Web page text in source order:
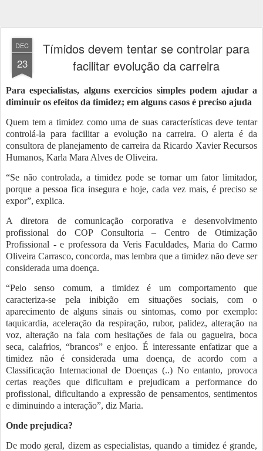
DEC
23
Tímidos devem tentar se controlar para
facilitar evolução da carreira
Para especialistas, alguns exercícios simples podem ajudar a
diminuir os efeitos da timidez; em alguns casos é preciso ajuda
Quem tem a timidez como uma de suas características deve tentar
controlá-la para facilitar a evolução na carreira. O alerta é da
consultora de planejamento de carreira da Ricardo Xavier Recursos
Humanos, Karla Mara Alves de Oliveira.
“Se não controlada, a timidez pode se tornar um fator limitador,
porque a pessoa fica insegura e hoje, cada vez mais, é preciso se
expor”, explica.
A diretora de comunicação corporativa e desenvolvimento
profissional do COP Consultoria – Centro de Otimização
Profissional - e professora da Veris Faculdades, Maria do Carmo
Oliveira Carrasco, concorda, mas lembra que a timidez não deve ser
considerada uma doença.
“Pelo senso comum, a timidez é um comportamento que
caracteriza-se pela inibição em situações sociais, com o
aparecimento de alguns sinais ou sintomas, como por exemplo:
taquicardia, aceleração da respiração, rubor, palidez, alteração na
voz, alteração na fala com hesitações de fala ou gagueira, boca
seca, calafrios, “brancos” e enjoo. É interessante enfatizar que a
timidez não é considerada uma doença, de acordo com a
Classificação Internacional de Doenças (..) No entanto, provoca
certas reações que dificultam e prejudicam a performance do
profissional, dificultando a expressão de pensamentos, sentimentos
e diminuindo a interação”, diz Maria.
Onde prejudica?
De modo geral, dizem as especialistas, quando a timidez é grande,